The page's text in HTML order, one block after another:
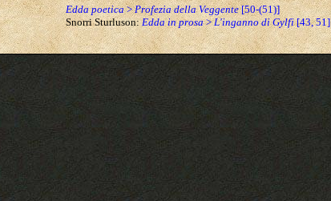
Edda poetica>Profezia della Veggente[50-(51)]
Snorri Sturluson: Edda in prosa>L'inganno di Gylfi[43, 51]